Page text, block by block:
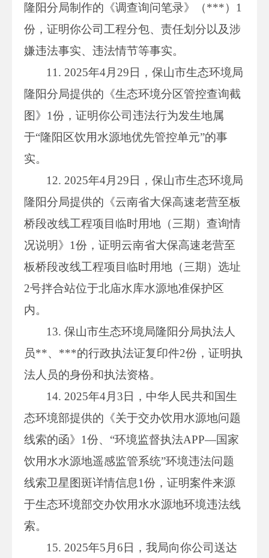
隆阳分局制作的《调查询问笔录》（***）1
份，证明你公司工程分包、责任划分以及涉
嫌违法事实、违法情节等事实。
11. 2025年4月29日，保山市生态环境局
隆阳分局提供的《生态环境分区管控查询截
图》1份，证明你公司违法行为发生地属
于“隆阳区饮用水源地优先管控单元”的事
实。
12. 2025年4月29日，保山市生态环境局
隆阳分局提供的《云南省大保高速老营至板
桥段改线工程项目临时用地（三期）查询情
况说明》1份，证明云南省大保高速老营至
板桥段改线工程项目临时用地（三期）选址
2号拌合站位于北庙水库水源地准保护区
内。
13. 保山市生态环境局隆阳分局执法人
员**、***的行政执法证复印件2份，证明执
法人员的身份和执法资格。
14. 2025年4月3日，中华人民共和国生
态环境部提供的《关于交办饮用水源地问题
线索的函》1份、“环境监督执法APP—国家
饮用水水源地遥感监管系统”环境违法问题
线索卫星图斑详情信息1份，证明案件来源
于生态环境部交办饮用水水源地环境违法线
索。
15. 2025年5月6日，我局向你公司送达